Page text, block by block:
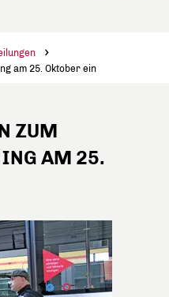
am 25. Oktober ein
ZUM
AM 25.